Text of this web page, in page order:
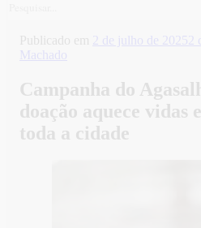
Publicado em 2 de julho de 2025
Machado
Campanha do
doação aquece vidas
toda a cidade